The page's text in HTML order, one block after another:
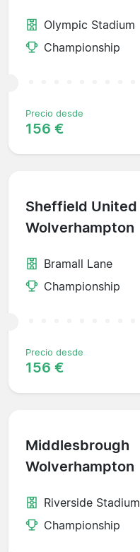
Olympic Stadium
Championship
Precio desde
156 €
Sheffield United
Wolverhampton
Bramall Lane
Championship
Precio desde
156 €
Middlesbrough
Wolverhampton
Riverside Stadium
Championship